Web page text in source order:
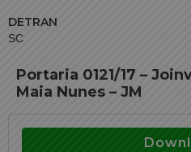
DETRAN
SC
Portaria 0121/17 –
Maia Nunes – JM